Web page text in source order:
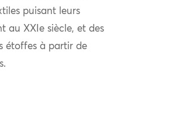
puisant leurs
au XXIe siècle, et des
étoffes à partir de